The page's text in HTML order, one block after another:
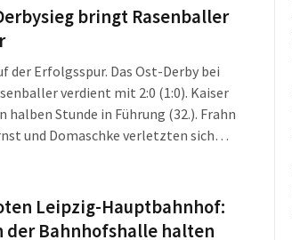
bringt Rasenballer
Erfolgsspur. Das Ost-Derby bei
verdient mit 2:0 (1:0). Kaiser
halben Stunde in Führung (32.). Frahn
und Domaschke verletzten sich
Leipzig-Hauptbahnhof:
der Bahnhofshalle halten